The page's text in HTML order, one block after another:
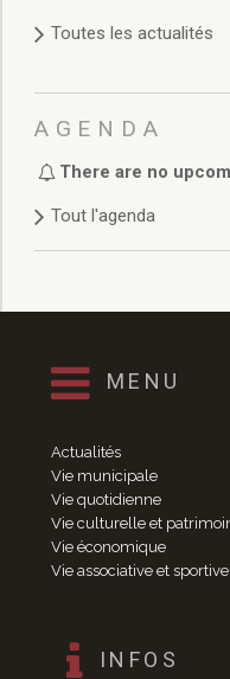
Délibérations
Délibérations
Délibérations
Délibérations
Délibérations
Délibérations
Délibérations
Délibérations
Délibérations
Délibérations
Délibérations
Délibérations
Agenda réunions
Marchés publics
Vie quotidienne
Toutes les actualités
AGENDA
There are no
Tout l'agenda
MENU
Actualités
Vie municipale
Vie quotidienne
Vie culturelle et
Vie économique
Vie associative et sportive
INFOS